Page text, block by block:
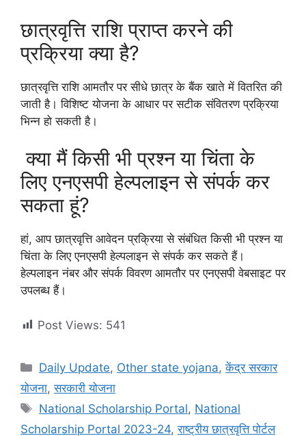
छात्रवृत्ति राशि प्राप्त करने की
प्रक्रिया क्या है?
छात्रवृत्ति राशि आमतौर पर सीधे छात्र के बैंक खाते में वितरित की
जाती है। विशिष्ट योजना के आधार पर सटीक संवितरण प्रक्रिया
भिन्न हो सकती है।
क्या मैं किसी भी प्रश्न या चिंता के
लिए एनएसपी हेल्पलाइन से संपर्क कर
सकता हूं?
हां, आप छात्रवृत्ति आवेदन प्रक्रिया से संबंधित किसी भी प्रश्न या
चिंता के लिए एनएसपी हेल्पलाइन से संपर्क कर सकते हैं।
हेल्पलाइन नंबर और संपर्क विवरण आमतौर पर एनएसपी वेबसाइट पर
उपलब्ध हैं।
Post Views: 541
Categories
Daily Update, Other state yojana,केंद्र सरकार
योजना,सरकारी योजना
Tags
National Scholarship Portal, National
Scholarship Portal 2023-24,राष्ट्रीय छात्रवृत्ति पोर्टल